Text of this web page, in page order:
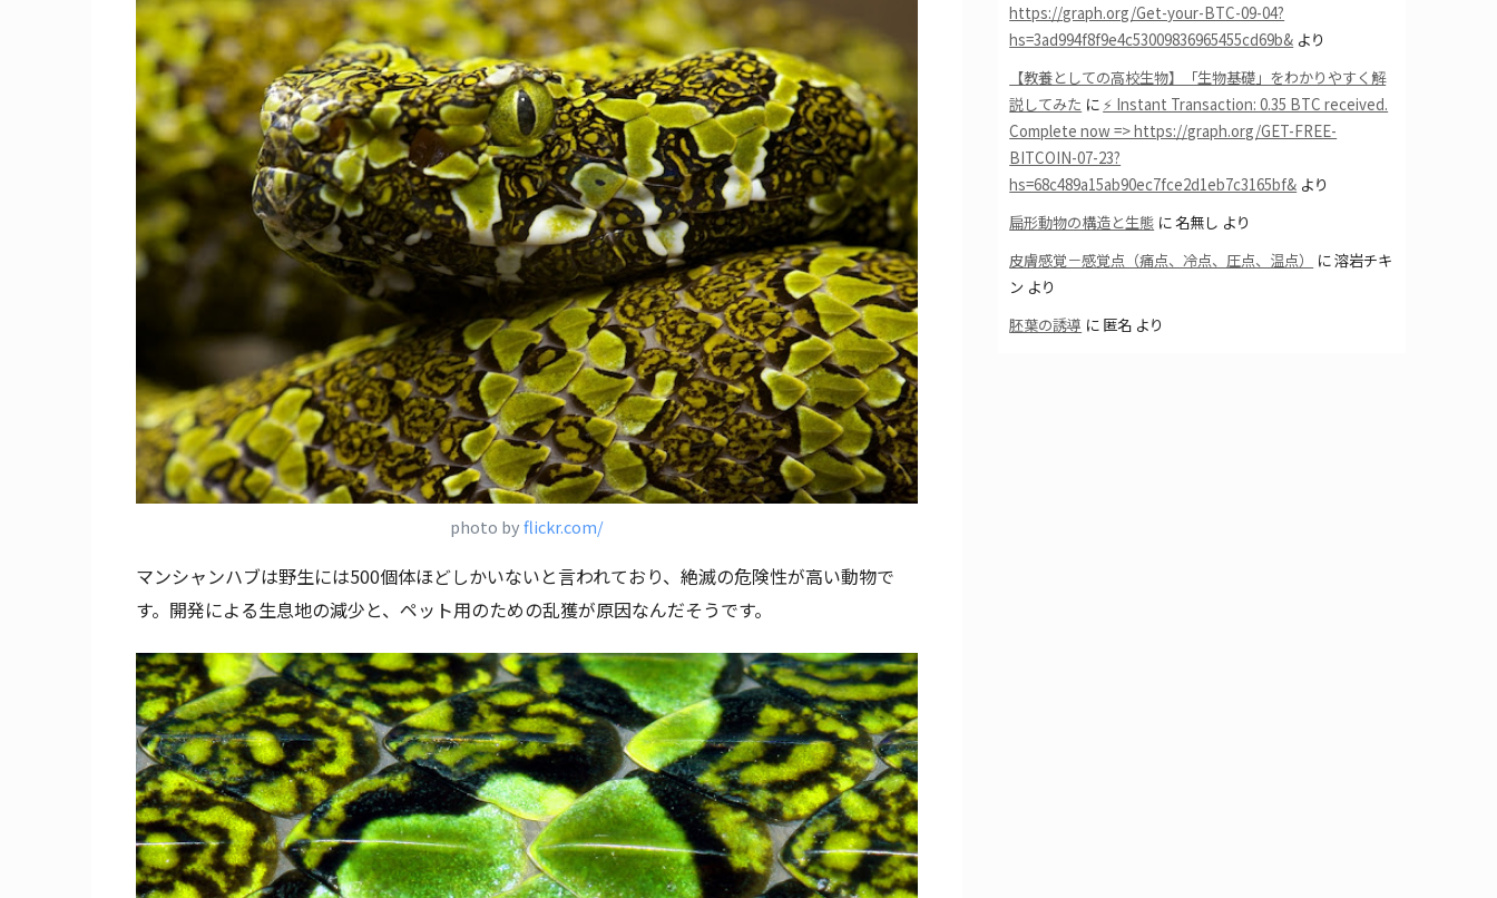
photo byflickr.com/
マンシャンハブは野生には500個体ほどしかいないと言われており、絶滅の危険性が高い動物で
す。開発による生息地の減少と、ペット用のための乱獲が原因なんだそうです。
https://graph.org/Get-your-BTC-09-04?
hs=3ad994f8f9e4c53009836965455cd69b& より
【教養としての高校生物】「生物基礎」をわかりやすく解
説してみた に ⚡ Instant Transaction: 0.35 BTC received.
Complete now => https://graph.org/GET-FREE-
BITCOIN-07-23?
hs=68c489a15ab90ec7fce2d1eb7c3165bf& より
扁形動物の構造と生態 に名無し より
皮膚感覚－感覚点（痛点、冷点、圧点、温点）
に溶岩チキ
ン より
胚葉の誘導 に 匿名 より